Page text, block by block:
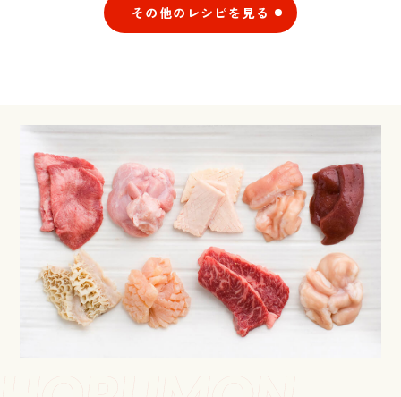
その他のレシピを見る